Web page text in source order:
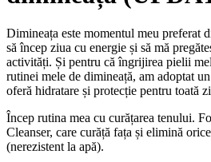
Dimineața este momentul meu preferat din zi, deoarece îmi permite
să încep ziua cu energie și să mă
activități. Și pentru că îngrijirea pielii
rutinei mele de dimineață, am adoptat
oferă hidratare și protecție pentru toată
Încep rutina mea cu curățarea tenului.
Cleanser, care curăță fața și elimină
(nerezistent la apă).